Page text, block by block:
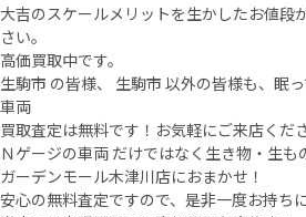
大吉のスケールメリットを生かしたお値段
さい。
高価買取中です。
生駒市 の皆様、 生駒市 以外の皆様も、眠
車両
買取査定は無料です！お気軽にご来店くだ
Ｎゲージの車両 だけではなく生き物・生
ガーデンモール木津川店におまかせ！
安心の無料査定ですので、是非一度お持ち